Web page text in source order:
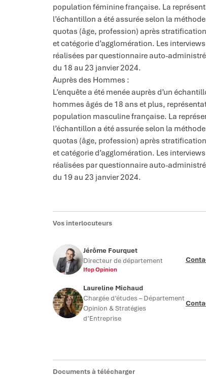
population féminine française. La
l’échantillon a été assurée selon la
quotas (âge, profession) après
et catégorie d’agglomération. Les
réalisées par questionnaire auto-
du 18 au 23 janvier 2024.
Auprès des Hommes :
L’enquête a été menée auprès d’un
hommes âgés de 18 ans et plus,
population masculine française. La
l’échantillon a été assurée selon la
quotas (âge, profession) après
et catégorie d’agglomération. Les
réalisées par questionnaire auto-
du 19 au 23 janvier 2024.
Vos interlocuteurs
Jérôme Fourquet
Directeur de département
Ifop Opinion
Laureline Michaud
Chargée d’études – Département
Opinion & Stratégies
d’Entreprise
Documents à télécharger